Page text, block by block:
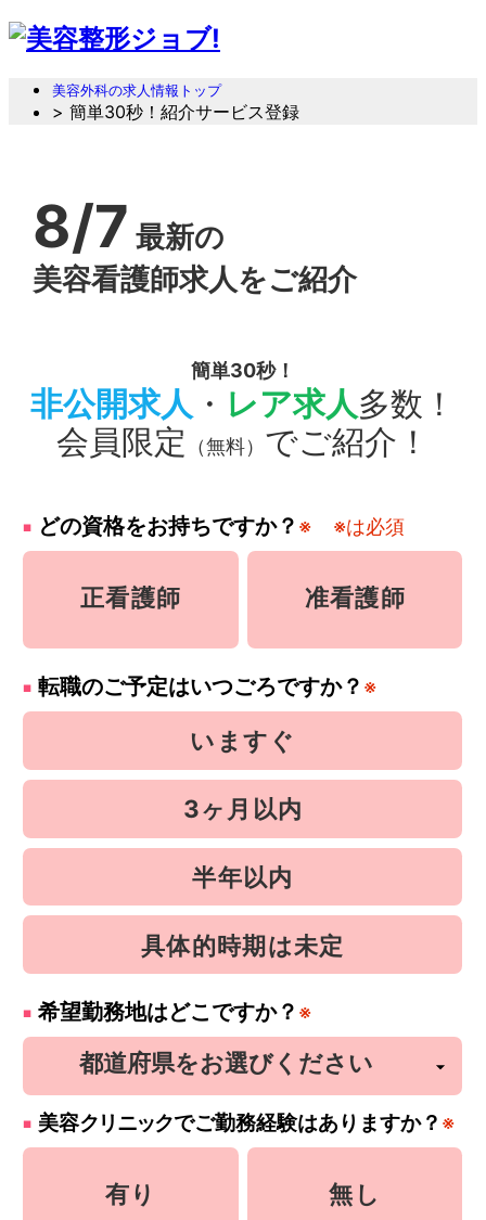
美容外科の求人情報トップ
> 簡単30秒！紹介サービス登録
8/7 最新の
美容看護師求人をご紹介
簡単30秒！
非公開求人 ・ レア求人多数！
会員限定
（無料） でご紹介！
どの資格をお持ちですか？ ※ ※は必須
正看護師 准看護師
転職のご予定はいつごろですか？ ※
いますぐ
3ヶ月以内
半年以内
具体的時期は未定
希望勤務地はどこですか？ ※
美容クリニックでご勤務経験はありますか？ ※
有り 無し